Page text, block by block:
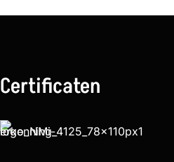
Certificaten